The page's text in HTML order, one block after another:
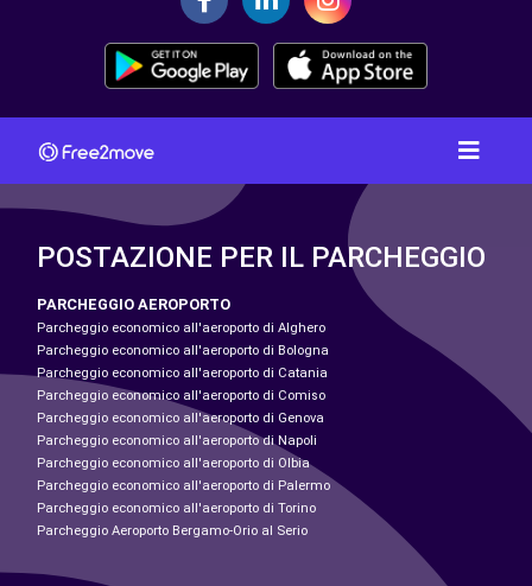
POSTAZIONE PER IL PARCHEGGIO
PARCHEGGIO AEROPORTO
Parcheggio economico all'aeroporto di Alghero
Parcheggio economico all'aeroporto di Bologna
Parcheggio economico all'aeroporto di Catania
Parcheggio economico all'aeroporto di Comiso
Parcheggio economico all'aeroporto di Genova
Parcheggio economico all'aeroporto di Napoli
Parcheggio economico all'aeroporto di Olbia
Parcheggio economico all'aeroporto di Palermo
Parcheggio economico all'aeroporto di Torino
Parcheggio Aeroporto Bergamo-Orio al Serio